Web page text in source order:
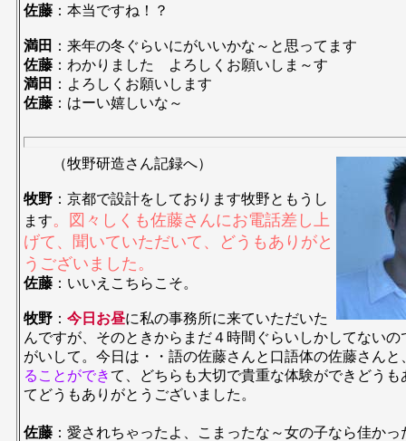
佐藤 ：本当ですね！？
満田 ：来年の冬ぐらいにがいいかな～と思ってます
佐藤 ：わかりました よろしくお願いしま～す
満田 ：よろしくお願いします
佐藤 ：はーい嬉しいな～
（牧野研造さん記録へ）
牧野 ：京都で設計をしております牧野ともうし
ます。図々しくも佐藤さんにお電話差し上
げて、聞いていただいて、どうもありがと
うございました。
佐藤 ：いいえこちらこそ。
牧野 ： 今日お昼に私の事務所に来ていただいた
んですが、そのときからまだ４時間ぐらいしかしてない
がいして。今日は・・語の佐藤さんと口語体の佐藤さんと
ることができて、どちらも大切で貴重な体験ができどう
てどうもありがとうございました。
佐藤 ：愛されちゃったよ、こまったな～女の子なら佳か